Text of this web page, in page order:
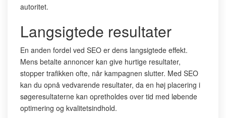
autoritet.
Langsigtede resultater
En anden fordel ved SEO er dens langsigtede effekt.
Mens betalte annoncer kan give hurtige resultater,
stopper trafikken ofte, når kampagnen slutter. Med SEO
kan du opnå vedvarende resultater, da en høj placering i
søgeresultaterne kan opretholdes over tid med løbende
optimering og kvalitetsindhold.